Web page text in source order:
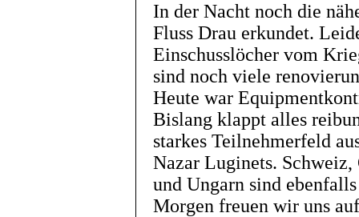
In der Nacht noch die
Fluss Drau erkundet.
Einschusslöcher vom
sind noch viele
Heute war
Bislang klappt alles
starkes Teilnehmerfeld
Nazar Luginets.
und Ungarn sind
Morgen freuen wir uns